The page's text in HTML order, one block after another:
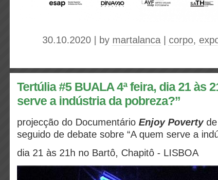
30.10.2020 | by martalanca corpo,
Tertúlia #5 BUALA 4ª feira, dia 21 às
serve a indústria da pobreza?”
projecção do Documentário Enjoy Povertyde
seguido de debate sobre “A quem serve a
dia 21 às 21h no Bartô, Chapitô - LISBOA